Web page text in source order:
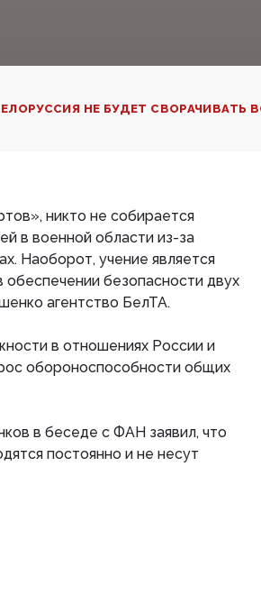
НЕ БУДЕТ СВОРАЧИВАТЬ
никто не собирается
в военной области из-за
Наоборот, учение является
безопасности двух
агентство БелТА.
в отношениях России и
обороноспособности общих
в беседе с ФАН заявил, что
постоянно и не несут